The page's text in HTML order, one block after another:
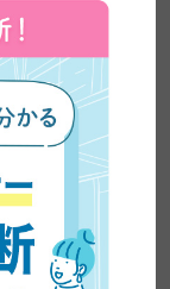
ても年収が
に低い
ジできない
と感じるだけでな